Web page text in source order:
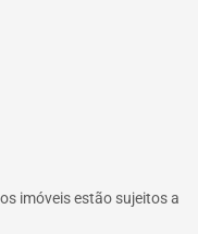
imóveis estão sujeitos a